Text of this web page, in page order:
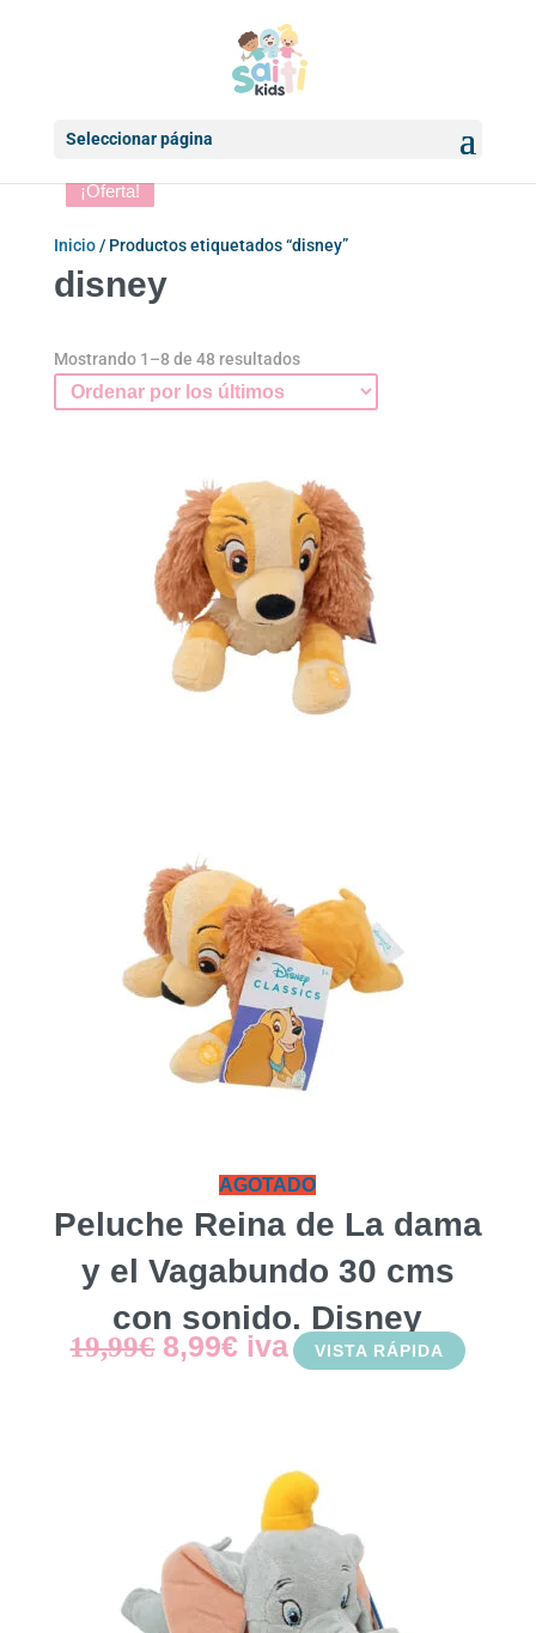
Seleccionar página
Inicio/ Productos etiquetados “disney”
disney
Mostrando 1–8 de 48 resultadosOrdenado
los
¡Oferta!
AGOTADO
Peluche Reina de La dama
y el Vagabundo 30 cms
con sonido. Disney
19,99€ El
19,99€.
8,99€El
es:
8,99€.
iva VISTA RÁPIDA
¡Oferta!
¡Oferta!
¡Oferta!
¡Oferta!
¡Oferta!
¡Oferta!
¡Oferta!